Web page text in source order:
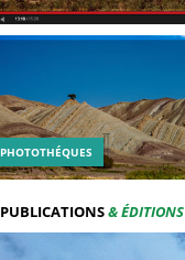
PHOTOTHÉQUES
PUBLICATIONS& ÉDITIONS